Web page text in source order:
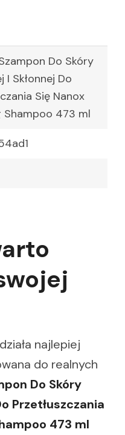
Do Skóry
I Skłonnej Do
Się Nanox
Shampoo 473 ml
najlepiej
do realnych
Do Skóry
Przetłuszczania
473 ml